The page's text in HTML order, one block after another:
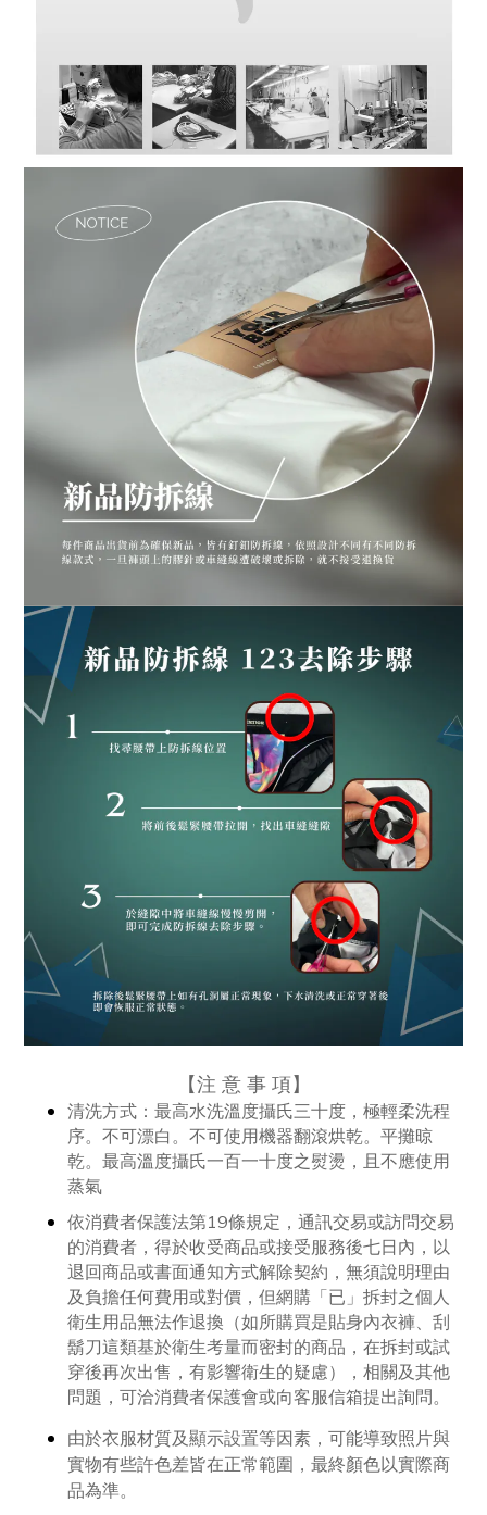
【注 意 事 項】
清洗方式： 最高水洗溫度攝氏三十度，極輕柔洗程
序。不可漂白。不可使用機器翻滾烘乾。平攤晾
乾。最高溫度攝氏一百一十度之熨燙，且不應使用
蒸氣
依消費者保護法第19條規定，通訊交易或訪問交易
的消費者，得於收受商品或接受服務後七日內，以
退回商品或書面通知方式解除契約，無須說明理由
及負擔任何費用或對價，但網購「已」拆封之個人
衛生用品無法作退換（如所購買是貼身內衣褲、刮
鬍刀這類基於衛生考量而密封的商品，在拆封或試
穿後再次出售，有影響衛生的疑慮），相關及其他
問題，可洽消費者保護會或向客服信箱提出詢問。
由於衣服材質及顯示設置等因素，可能導致照片與
實物有些許色差皆在正常範圍，最終顏色以實際商
品為準。